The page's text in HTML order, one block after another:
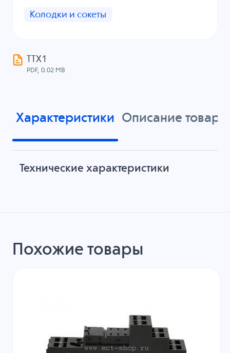
Колодки и сокеты
ТТХ1
PDF, 0.02 MB
Характеристики Описание товара
Технические характеристики
Похожие товары